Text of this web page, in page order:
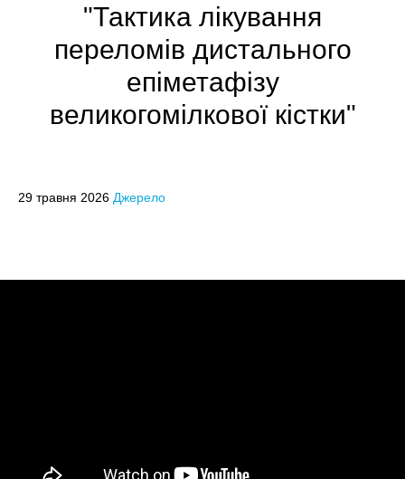
"Тактика лікування
переломів дистального
епіметафізу
великогомілкової кістки"
29 травня 2026 Джерело